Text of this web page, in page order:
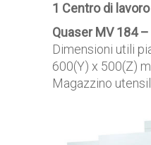
1 Centro di
Quaser MV 184
Dimensioni utili
600(Y) x 500(Z)
Magazzino